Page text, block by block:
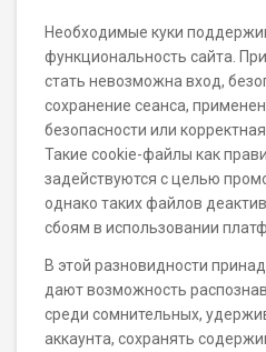
Необходимые куки
функциональность сайта.
стать невозможна вход,
сохранение сеанса,
безопасности или
Такие cookie-файлы как
задействуются с целью
однако таких файлов
сбоям в использовании
В этой разновидности
дают возможность
среди сомнительных,
аккаунта, сохранять